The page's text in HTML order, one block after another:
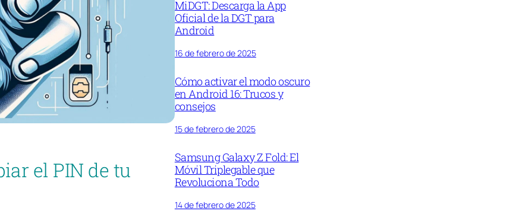
el PIN de tu
MiDGT: Descarga la App
Oficial de la DGT para
Android
16 de febrero de 2025
Cómo activar el modo oscuro
en Android 16: Trucos y
consejos
15 de febrero de 2025
Samsung Galaxy Z Fold: El
Móvil Triplegable que
Revoluciona Todo
14 de febrero de 2025